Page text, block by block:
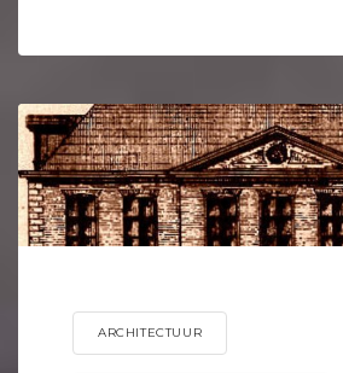
ARCHITECTUUR